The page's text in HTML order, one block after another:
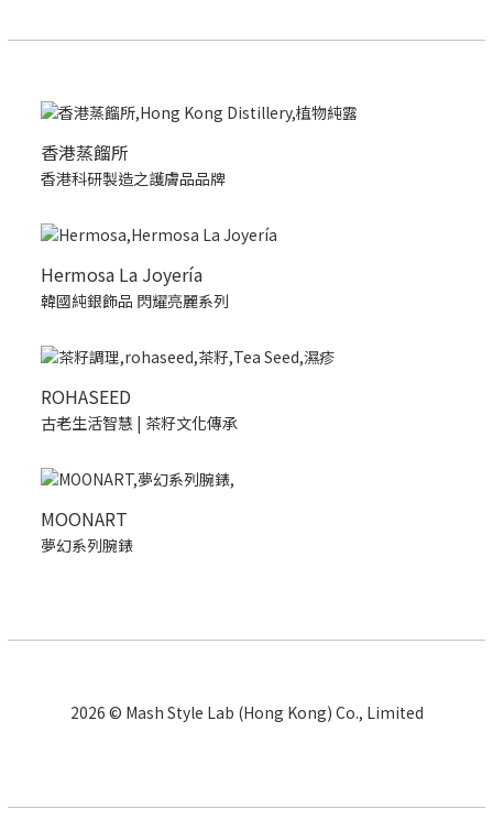
香港蒸餾所
香港科研製造之護膚品品牌
Hermosa La Joyería
韓國純銀飾品 閃耀亮麗系列
ROHASEED
古老生活智慧 | 茶籽文化傳承
MOONART
夢幻系列腕錶
2026 © Mash Style Lab (Hong Kong) Co., Limited